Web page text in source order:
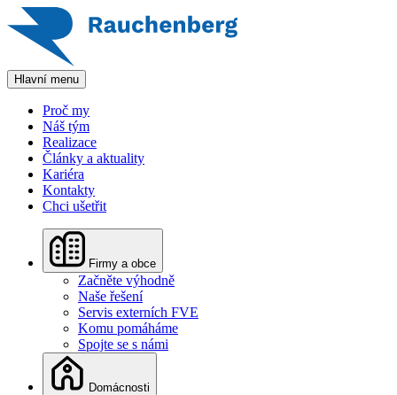
Hlavní menu
Proč my
Náš tým
Realizace
Články a aktuality
Kariéra
Kontakty
Chci ušetřit
Firmy a obce
Začněte výhodně
Naše řešení
Servis externích FVE
Komu pomáháme
Spojte se s námi
Domácnosti